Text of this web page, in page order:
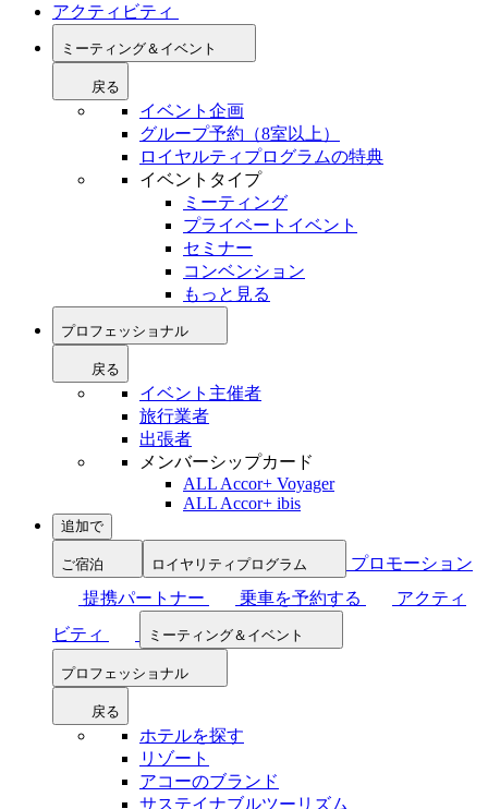
アクティビティ
ミーティング＆イベント
戻る
イベント企画
グループ予約（8室以上）
ロイヤルティプログラムの特典
イベントタイプ
ミーティング
プライベートイベント
セミナー
コンベンション
もっと見る
プロフェッショナル
戻る
イベント主催者
旅行業者
出張者
メンバーシップカード
ALL Accor+ Voyager
ALL Accor+ ibis
追加で
ご宿泊 ロイヤリティプログラム
プロモーション
提携パートナー
乗車を予約する
アクティ
ビティ
ミーティング＆イベント
プロフェッショナル
戻る
ホテルを探す
リゾート
アコーのブランド
サステイナブルツーリズム